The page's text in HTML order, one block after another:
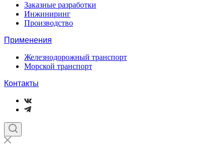
Заказные разработки
Инжиниринг
Производство
Применения
Железнодорожный транспорт
Морской транспорт
Контакты